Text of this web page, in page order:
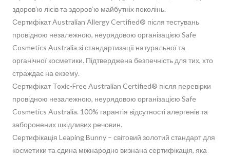
здоров’ю лісів та здоровʼю майбутніх поколінь.
Сертифікат Australian Allergy Certified® після тестувань
провідною незалежною, неурядовою організацією Safe
Cosmetics Australia зі стандартизації натуральної та
органічної косметики. Підтверджена безпечність для тих, хто
страждає на екзему.
Сертифікат Toxic-Free Australian Certified® після перевірки
провідною незалежною, неурядовою організацією Safe
Cosmetics Australia. 100% гарантія відсутності алергенів та
заборонених шкідливих речовин.
Сертифікація Leaping Bunny – світовий золотий стандарт для
косметики та єдина міжнародно визнана сертифікація, яка